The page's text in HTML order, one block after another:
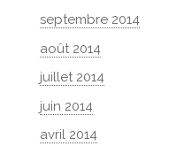
septembre 2014
août 2014
juillet 2014
juin 2014
avril 2014